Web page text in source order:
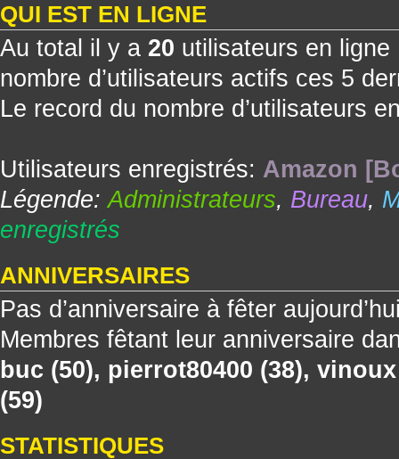
QUI EST EN LIGNE
Au total il y a 20 utilisateurs en
nombre d’utilisateurs actifs ces 5
Le record du nombre d’utilisateurs
Utilisateurs enregistrés: Amazon
Légende:Administrateurs, Bureau,
enregistrés
ANNIVERSAIRES
Pas d’anniversaire à fêter
Membres fêtant leur anniversaire
buc (50), pierrot80400 (38), vinoux
(59)
STATISTIQUES